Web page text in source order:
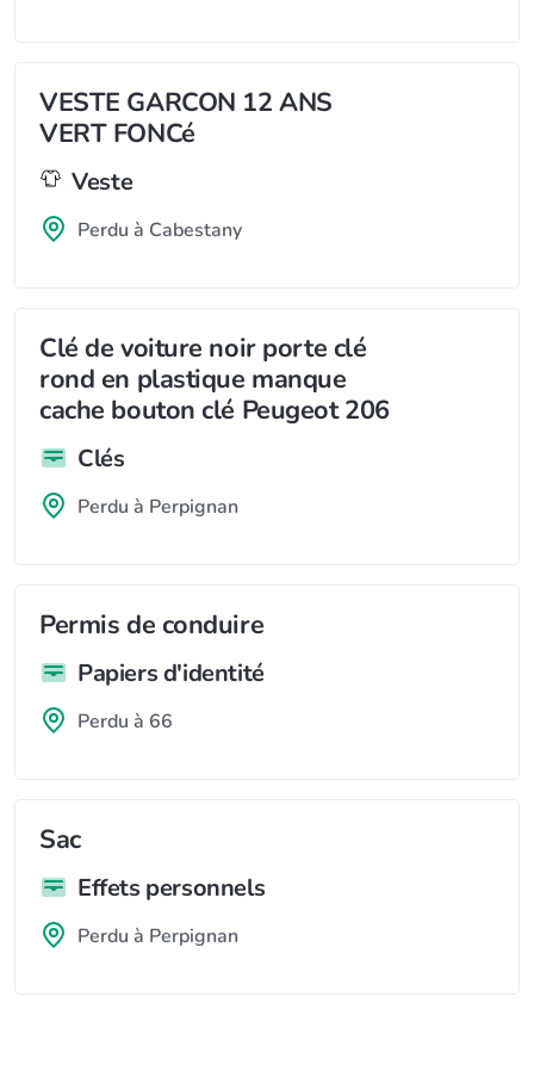
VESTE GARCON 12 ANS
VERT FONCé
Veste
Perdu à Cabestany
Clé de voiture noir porte clé
rond en plastique manque
cache bouton clé Peugeot 206
Clés
Perdu à Perpignan
Permis de conduire
Papiers d'identité
Perdu à 66
Sac
Effets personnels
Perdu à Perpignan